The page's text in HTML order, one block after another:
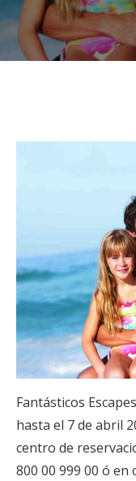
Fantásticos
hasta el 7 de abril
centro de
800 00 999 00 ó